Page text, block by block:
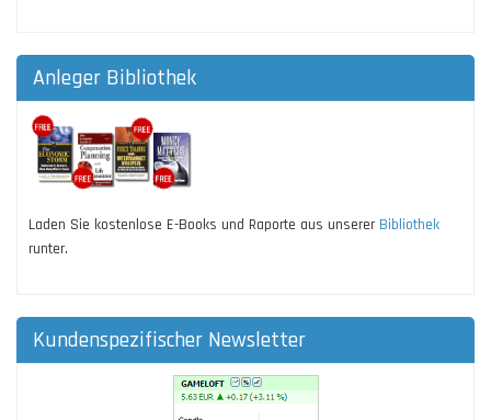
Anleger Bibliothek
Laden Sie kostenlose E-Books und Raporte aus unserer Bibliothek
runter.
Kundenspezifischer Newsletter